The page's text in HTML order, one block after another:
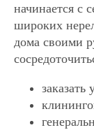
начинается с
широких
дома своими
заказать